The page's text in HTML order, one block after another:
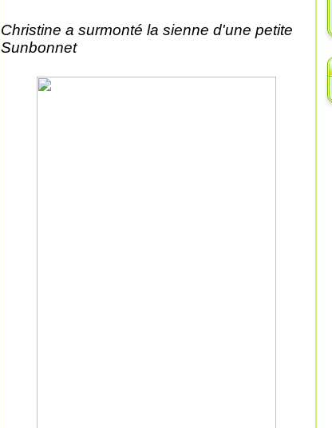
Christine a surmonté la sienne d'une petite
Sunbonnet